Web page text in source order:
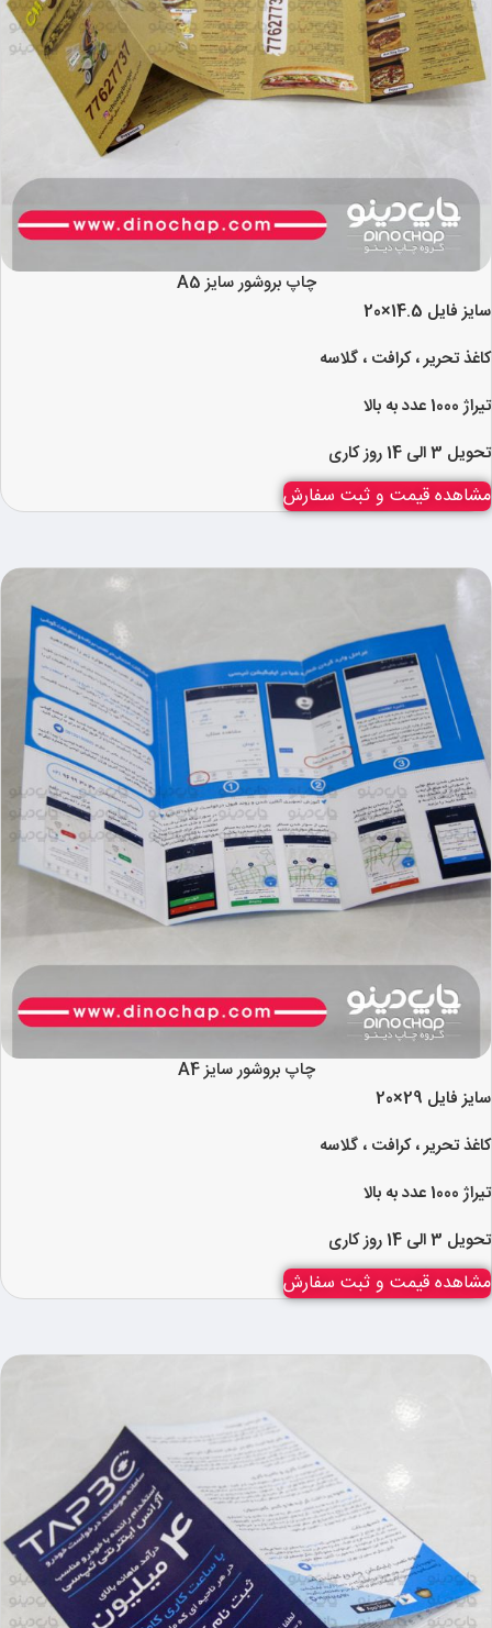
چاپ بروشور سایز A5
سایز فایل 14.5×20
کاغذ تحریر ، کرافت ، گلاسه
تیراژ 1000 عدد به بالا
تحویل 3 الی 14 روز کاری
مشاهده قیمت و ثبت سفارش
چاپ بروشور سایز A4
سایز فایل 29×20
کاغذ تحریر ، کرافت ، گلاسه
تیراژ 1000 عدد به بالا
تحویل 3 الی 14 روز کاری
مشاهده قیمت و ثبت سفارش